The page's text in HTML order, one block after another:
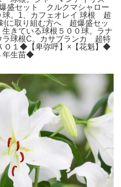
盛セット クルクマシャロー
。1、カフェオレイ 球根 超
に取り組む方へ 超爆盛セッ
きている球根５００球。ラナ
ラ球根C。カサブランカ 超特
１◆【卑弥呼】×【花魁】◆
年生苗◆